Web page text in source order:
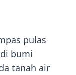
pulas
bumi
tanah air